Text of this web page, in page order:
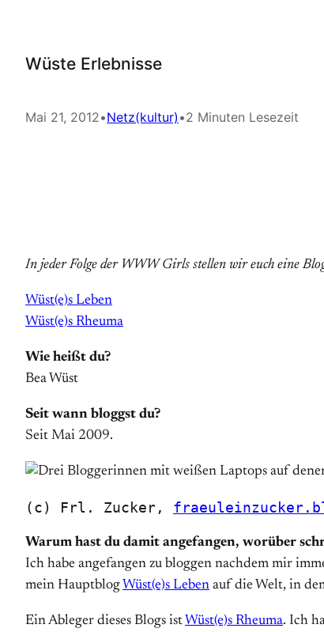
Wüste Erlebnisse
Mai 21, 2012•Netz(kultur) •2 Minuten Lesezeit
In jeder Folge der WWW Girls stellen wir euch eine
Wüst(e)s Leben
Wüst(e)s Rheuma
Wie heißt du?
Bea Wüst
Seit wann bloggst du?
Seit Mai 2009.
(c) Frl. Zucker,
Warum hast du damit angefangen, worüber
Ich habe angefangen zu bloggen nachdem mir
mein Hauptblog Wüst(e)s Leben auf die Welt, in
Ein Ableger dieses Blogs ist Wüst(e)s Rheuma. Ich